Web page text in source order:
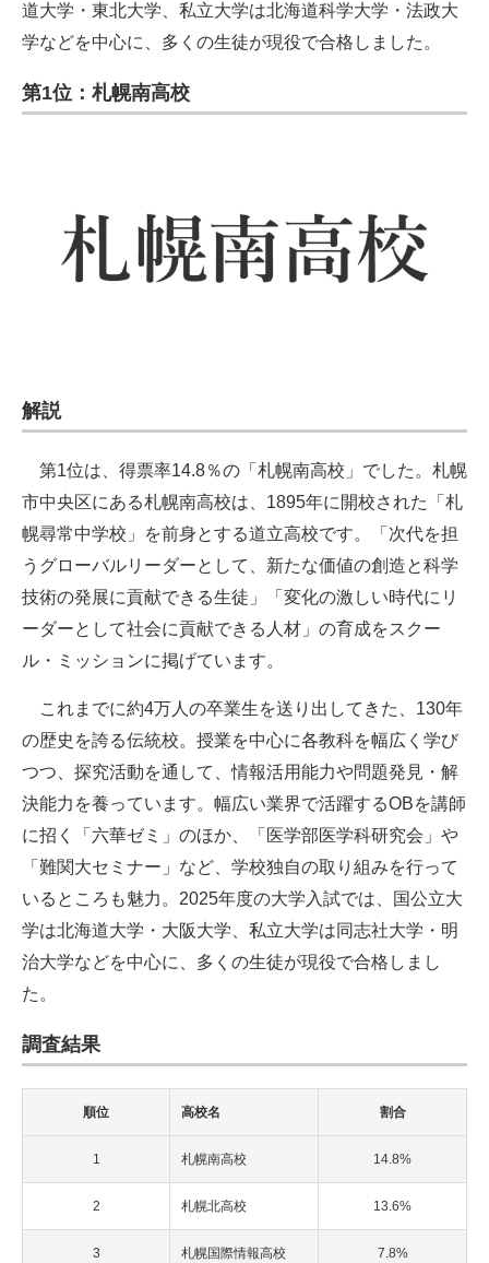
道大学・東北大学、私立大学は北海道科学大学・法政大
学などを中心に、多くの生徒が現役で合格しました。
第1位：札幌南高校
解説
第1位は、得票率14.8％の「札幌南高校」でした。札幌
市中央区にある札幌南高校は、1895年に開校された「札
幌尋常中学校」を前身とする道立高校です。「次代を担
うグローバルリーダーとして、新たな価値の創造と科学
技術の発展に貢献できる生徒」「変化の激しい時代にリ
ーダーとして社会に貢献できる人材」の育成をスクー
ル・ミッションに掲げています。
これまでに約4万人の卒業生を送り出してきた、130年
の歴史を誇る伝統校。授業を中心に各教科を幅広く学び
つつ、探究活動を通して、情報活用能力や問題発見・解
決能力を養っています。幅広い業界で活躍するOBを講師
に招く「六華ゼミ」のほか、「医学部医学科研究会」や
「難関大セミナー」など、学校独自の取り組みを行って
いるところも魅力。2025年度の大学入試では、国公立大
学は北海道大学・大阪大学、私立大学は同志社大学・明
治大学などを中心に、多くの生徒が現役で合格しまし
た。
調査結果
順位 高校名 割合
1 札幌南高校 14.8%
2 札幌北高校 13.6%
3 札幌国際情報高校 7.8%